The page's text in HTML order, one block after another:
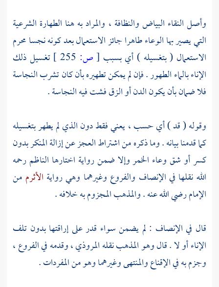
وأصل النقاء البياض والنظافة ، والمراد به هنا الطهارة الشرعية
التي يصير بها الوعاء طاهرا جائز الاستعمال بعد كونه نجسا محرم
الاستعمال ( بتغسيله ) أي بسبب [ص:
تغسيل ذلك
الإناء بالماء الطهور . فإن لم يمكن تطهيره بأن كان تشرب النجاسة
فلا ضمان بأن يكون الدن أو الزق فشت فيه النجاسة .
وقوله ( قد ) أي حسب ، يعني فقط دون الذي لم يطهر بتغسيله
كما قدمنا بيانه . وما ذكره من اشتراط العجز عن إزالة المنكر بدون
كسر أو شق وعاء الخمر وإلا ضمن رواية اختارها الناظمرحمه
الله نقلها في الإنصاف والفروع وغيرهما وهي رواية الأثرم من
الإمام رضي الله عنه . والمذهب المجزوم به خلافه .
قال في الإنصاف : لم يضمن سواء قدر على إراقتها بدون تلف
الإناء أو لا . قال وهو المذهب نقلهالمروذي، وقدمه في الفروع ،
وجزم به في الإقناع والمنتهى وغيرهما وهو من المفردات .